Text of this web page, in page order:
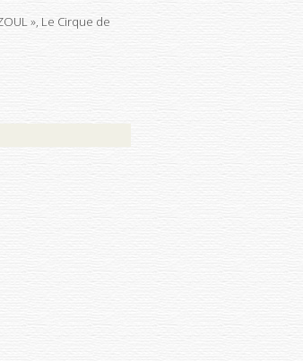
», Le Cirque de